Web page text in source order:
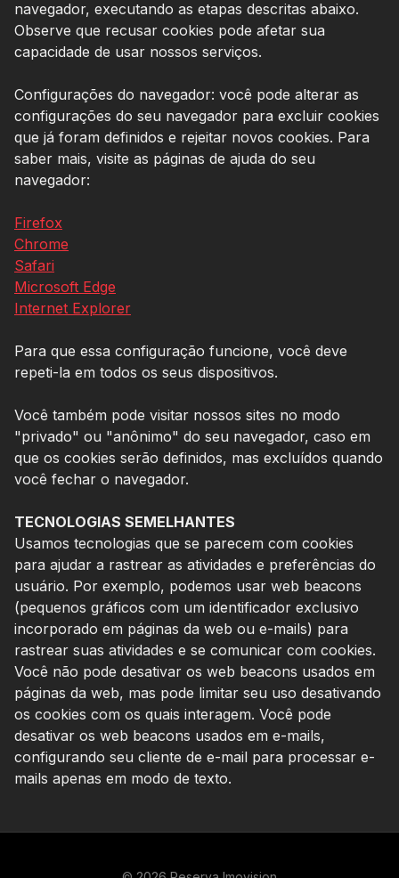
navegador, executando as etapas descritas abaixo.
Observe que recusar cookies pode afetar sua
capacidade de usar nossos serviços.
Configurações do navegador: você pode alterar as
configurações do seu navegador para excluir cookies
que já foram definidos e rejeitar novos cookies. Para
saber mais, visite as páginas de ajuda do seu
navegador:
Firefox
Chrome
Safari
Microsoft Edge
Internet Explorer
Para que essa configuração funcione, você deve
repeti-la em todos os seus dispositivos.
Você também pode visitar nossos sites no modo
"privado" ou "anônimo" do seu navegador, caso em
que os cookies serão definidos, mas excluídos quando
você fechar o navegador.
TECNOLOGIAS SEMELHANTES
Usamos tecnologias que se parecem com cookies
para ajudar a rastrear as atividades e preferências do
usuário. Por exemplo, podemos usar web beacons
(pequenos gráficos com um identificador exclusivo
incorporado em páginas da web ou e-mails) para
rastrear suas atividades e se comunicar com cookies.
Você não pode desativar os web beacons usados em
páginas da web, mas pode limitar seu uso desativando
os cookies com os quais interagem. Você pode
desativar os web beacons usados em e-mails,
configurando seu cliente de e-mail para processar e-
mails apenas em modo de texto.